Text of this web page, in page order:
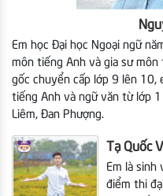
Em học Đại học Ngoại ngữ
môn tiếng Anh và gia sư
gốc chuyển cấp lớp 9 lên 10,
tiếng Anh và ngữ văn từ lớp
Liêm, Đan Phượng.
Tạ Quốc
Em là sinh
điểm thi